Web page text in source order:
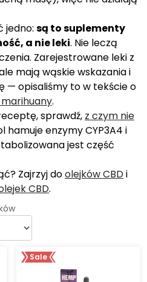
jedno: są to suplementy
a nie leki. Nie leczą
Zarejestrowane leki z
mają wąskie wskazania i
— opisaliśmy to w tekście o
.
sprawdź, z czym nie
hamuje enzymy CYP3A4 i
jest część
Zajrzyj doolejków CBDi
CBD.
Sale